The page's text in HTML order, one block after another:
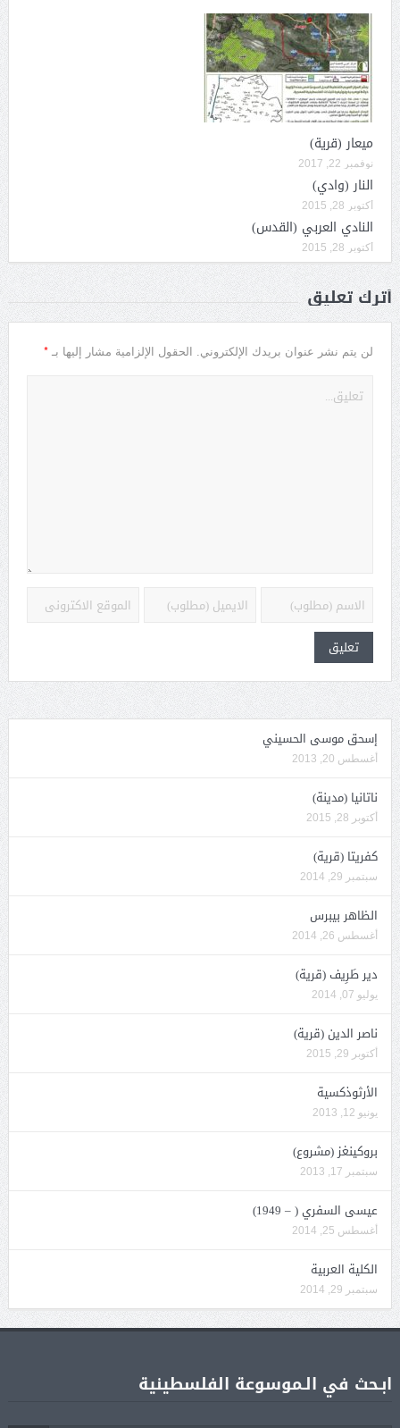
ميعار (قرية)
نوفمبر 22, 2017
النار (وادي)
أكتوبر 28, 2015
النادي العربي (القدس)
أكتوبر 28, 2015
أترك تعليق
لن يتم نشر عنوان بريدك الإلكتروني. الحقول الإلزامية مشار إليها بـ *
إسحق موسى الحسيني
أغسطس 20, 2013
ناتانيا (مدينة)
أكتوبر 28, 2015
كفريتا (قرية)
سبتمبر 29, 2014
الظاهر بيبرس
أغسطس 26, 2014
دير طَرِيف (قرية)
يوليو 07, 2014
ناصر الدين (قرية)
أكتوبر 29, 2015
الأرثوذكسية
يونيو 12, 2013
بروكينغز (مشروع)
سبتمبر 17, 2013
عيسى السفري ( – 1949)
أغسطس 25, 2014
الكلية العربية
سبتمبر 29, 2014
ابـحث في الـموسوعة الفلسطينية